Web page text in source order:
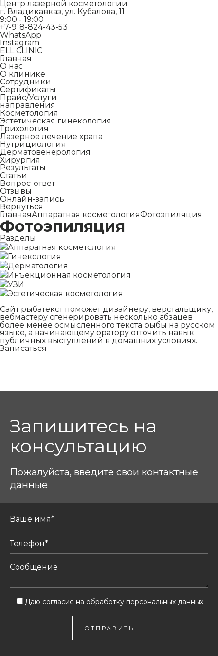
Центр лазерной косметологии
г. Владикавказ, ул. Кубалова, 11
9:00 - 19:00
+7-918-824-43-53
WhatsApp
Instagram
ELL CLINIC
Главная
О нас
О клинике
Сотрудники
Сертификаты
Прайс/Услуги
направления
Косметология
Эстетическая гинекология
Трихология
Лазерное лечение храпа
Нутрициология
Дерматовенерология
Хирургия
Результаты
Статьи
Вопрос-ответ
Отзывы
Онлайн-запись
Вернуться
ГлавнаяАппаратная косметологияФотоэпиляция
Фотоэпиляция
Разделы
Аппаратная косметология
Гинекология
Дерматология
Инъекционная косметология
УЗИ
Эстетическая косметология
Сайт рыбатекст поможет дизайнеру, верстальщику,
вебмастеру сгенерировать несколько абзацев
более менее осмысленного текста рыбы на русском
языке, а начинающему оратору отточить навык
публичных выступлений в домашних условиях.
Записаться
Запишитесь на
консультацию
Пожалуйста, введите свои контактные
данные
Даю согласие на обработку персональных данных
ОТПРАВИТЬ